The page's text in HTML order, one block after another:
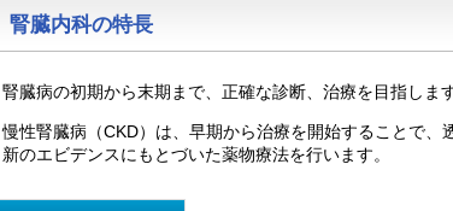
腎臓内科の特長
腎臓病の初期から末期まで、正確な診断、治療を目指します
慢性腎臓病（CKD）は、早期から治療を開始することで
新のエビデンスにもとづいた薬物療法を行います。